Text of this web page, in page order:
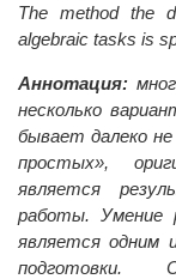
The method the
algebraic tasks is
Аннотация:
несколько
бывает далеко
простых»,
является
работы. Умение
является одним
подготовки.